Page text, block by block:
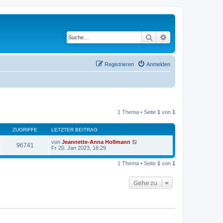
Suche
Anmelden
Registrieren
1 Thema • Seite 1 von 1
ZUGRIFFE LETZTER BEITRAG
96741 von Jeannette-Anna Hollmann
Fr 20. Jan 2023, 16:29
1 Thema • Seite 1 von 1
Gehe zu